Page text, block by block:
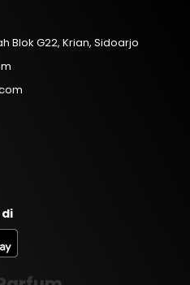
Blok G22, Krian, Sidoarjo